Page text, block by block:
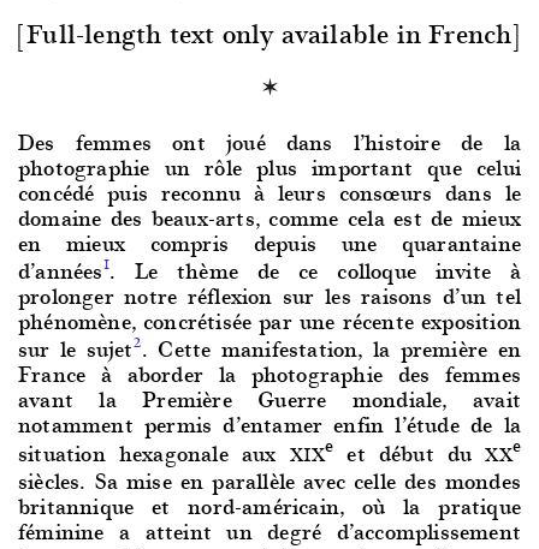
[Full-length text only available in French]
Des femmes ont joué dans l’histoire de la
photographie un rôle plus important que celui
concédé puis reconnu à leurs consœurs dans le
domaine des beaux-arts, comme cela est de mieux
en mieux compris depuis une quarantaine
d’années1. Le thème de ce colloque invite à
prolonger notre réflexion sur les raisons d’un tel
phénomène, concrétisée par une récente exposition
sur le sujet2. Cette manifestation, la première en
France à aborder la photographie des femmes
avant la Première Guerre mondiale, avait
notamment permis d’entamer enfin l’étude de la
situation hexagonale aux XIXe et début duXXe
siècles. Sa mise en parallèle avec celle des mondes
britannique et nord-américain, où la pratique
féminine a atteint un degré d’accomplissement